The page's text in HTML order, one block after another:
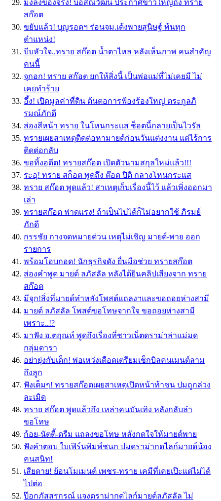
มงลงของจริง! บอสณวัฒน์ ประกาศข่าวใหญ่ถึง ทราย
สก๊อต
ขยับแล้ว! บุญรอดฯ ร่อนจม.เด้งพายสุนิษฐ์ พ้นทุก
ตำแหน่ง!
บีบหัวใจ..ทราย สก๊อต น้ำตาไหล หลังเห็นภาพ คนสำคัญ
คนนี้
จุกอก! ทราย สก๊อต ยกให้สิ่งนี้ เป็นพ่อแม่ที่ไม่เคยมี ไม่
เคยทำร้าย
อึ้ง! เปิดมูลค่าที่ดิน ต้นตอการฟ้องร้องใหญ่ ตระกูลภิ
รมณ์ภักดี
ส่องสีหน้า ทราย ในโหนกระเเส ช็อตนี้กลายเป็นไวรัล
ทรายเผยสาเหตุติดต่อหามายด์ก่อนวันแต่งงาน แต่ไร้การ
ติดต่อกลับ
ขอทิ้งอดีต! ทรายสก๊อต เปิดตัวนามสกุลใหม่แล้ว!!!
ระอุ! ทราย สก็อต พูดถึง ต๊อด ปิติ กลางโหนกระเเส
ทราย สก๊อต พูดแล้ว! สาเหตุเก็บเรื่องนี้ไว้ แล้วเพิ่งออกมา
เล่า
ทรายสก๊อต ฟาดเเรง! ถ้าเป็นไปได้ก็ไม่อยากใช้ ภิรมย์
ภักดี
กรรชัย กางจดหมายด่วน เหตุไม่เชิญ มายด์-พาย ออก
รายการ
พร้อมโอบกอด! นักธุรกิจดัง ยื่นมือช่วย ทรายสก๊อต
ส่องคำพูด มายด์ ลภัสลัล หลังได้ยินคลิปเสียงจาก ทราย
สก๊อต
มีจุก!สิ่งที่มายด์ทำหลังโพสต์แถลงฯและขอถอยห่างสามี
มายด์ ลภัสลัล โพสต์ขอโทษจากใจ ขอถอยห่างสามี
เพราะ..!?
มาฟัง อ.ตฤณห์ พูดถึงเรื่องที่ชาวเน็ตดราม่าล่าแม่มด
กลุ่มดารา
อย่ายุ่งกับเด็ก! พ่อเหว่งเดือดเตรียมเช็กบิลคนเมนต์ลาม
ถึงลูก
ฟังเต็มๆ! ทรายสก๊อตเผยสาเหตุเปิดหน้าท้าชน ปมถูกล่วง
ละเมิด
ทราย สก๊อต พูดแล้วถึง เหล่าคนบันเทิง หลังกลับลำ
ขอโทษ
ก้อย-นัตตี้-ดรีม แถลงขอโทษ หลังกดใจให้มายด์พาย
ฟังคำตอบ ใบเฟิร์นพิมพ์ชนก ปมดราม่ากดไลก์มายด์น้อง
คนสนิท!
เสียดาย! ย้อนโมเมนต์ เพชร-ทราย เคมีที่เคยเป๊ะแต่ไม่ได้
ไปต่อ
ป๊อกภัสสรกรณ์ แจงดราม่ากดไลก์มายด์ลภัสลัล ไม่